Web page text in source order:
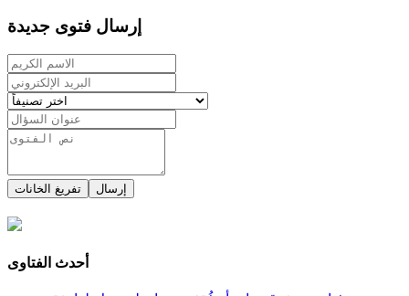
إرسال فتوى جديدة
إرسال تفريغ الخانات
أحدث الفتاوى